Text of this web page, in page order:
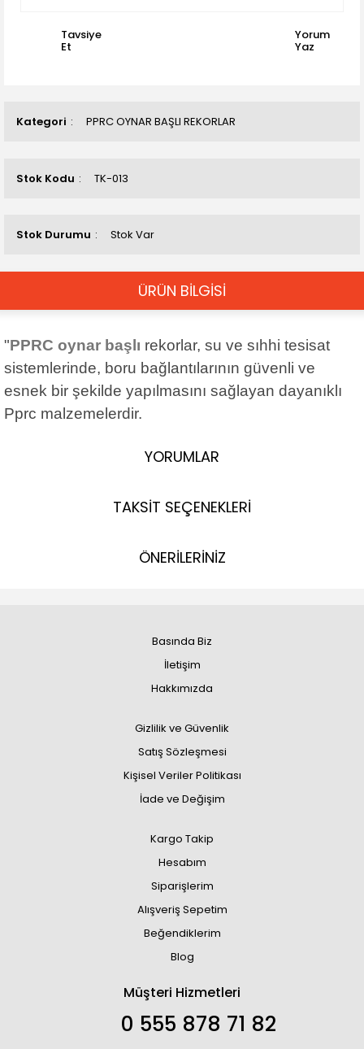
Kategori PPRC OYNAR BAŞLI REKORLAR
Stok Kodu TK-013
Stok Durumu Stok Var
Tavsiye
Et
Yorum
Yaz
ÜRÜN BİLGİSİ
"PPRC oynar başlı rekorlar, su ve sıhhi tesisat
sistemlerinde, boru bağlantılarının güvenli ve
esnek bir şekilde yapılmasını sağlayan dayanıklı
Pprc malzemelerdir.
YORUMLAR
TAKSİT SEÇENEKLERİ
ÖNERİLERİNİZ
Basında Biz
İletişim
Hakkımızda
Gizlilik ve Güvenlik
Satış Sözleşmesi
Kişisel Veriler Politikası
İade ve Değişim
Kargo Takip
Hesabım
Siparişlerim
Alışveriş Sepetim
Beğendiklerim
Blog
Müşteri Hizmetleri
0 555 878 71 82